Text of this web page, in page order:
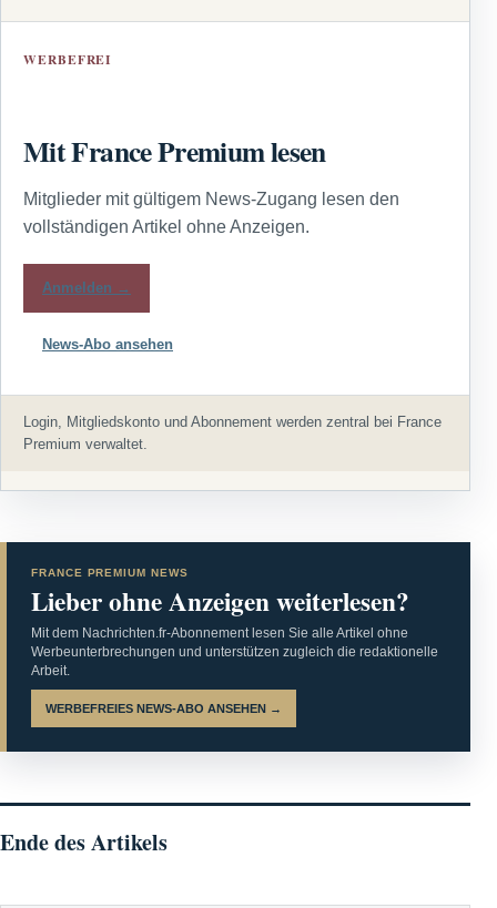
WERBEFREI
Mit France Premium lesen
Mitglieder mit gültigem News-Zugang lesen den
vollständigen Artikel ohne Anzeigen.
Anmelden →
News-Abo ansehen
Login, Mitgliedskonto und Abonnement werden zentral bei France
Premium verwaltet.
FRANCE PREMIUM NEWS
Lieber ohne Anzeigen weiterlesen?
Mit dem Nachrichten.fr-Abonnement lesen Sie alle Artikel ohne
Werbeunterbrechungen und unterstützen zugleich die redaktionelle
Arbeit.
WERBEFREIES NEWS-ABO ANSEHEN →
Ende des Artikels